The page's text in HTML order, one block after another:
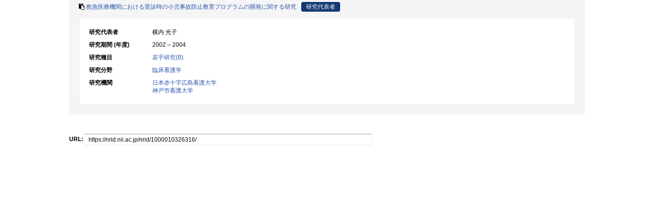
救急医療機関における受診時の小児事故防止教育プログラムの開発に関する研究 研究代表者
研究代表者
横内 光子
研究期間 (年度)
2002 – 2004
研究種目
若手研究(B)
研究分野
臨床看護学
研究機関
日本赤十字広島看護大学
神戸市看護大学
URL: